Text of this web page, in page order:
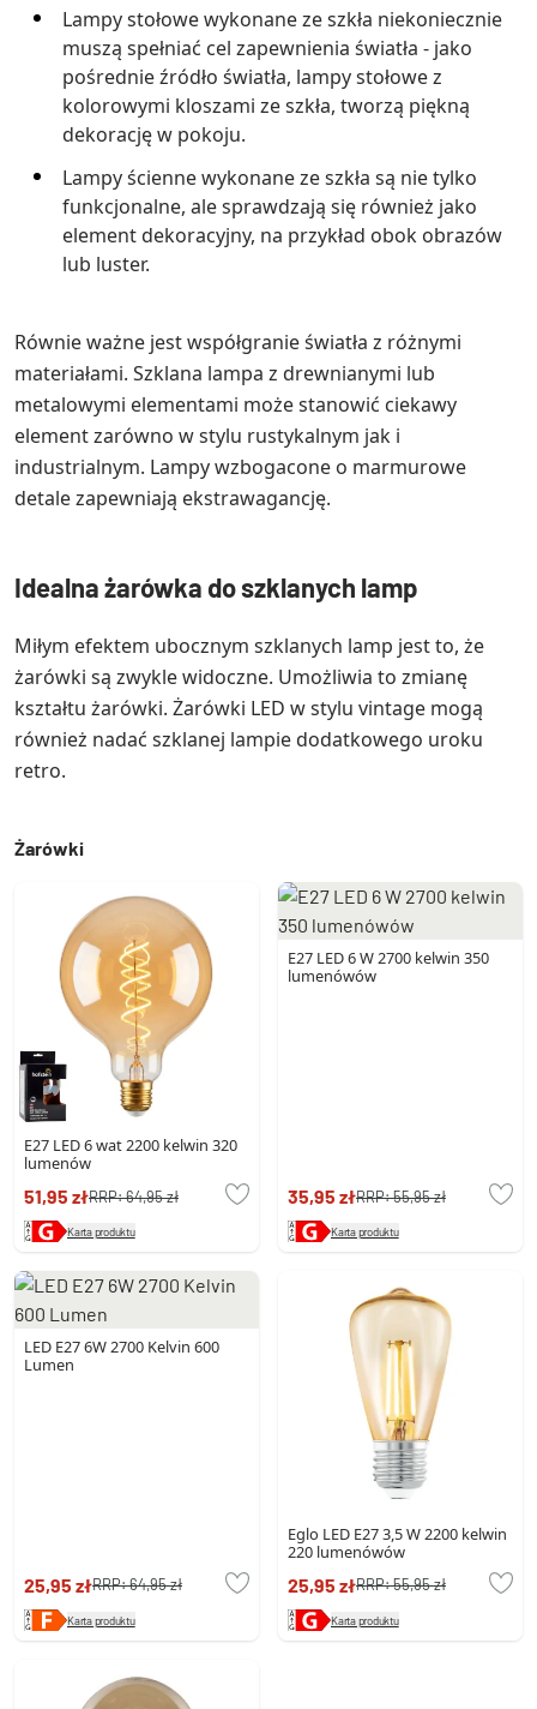
Lampy stołowe wykonane ze szkła niekoniecznie
muszą spełniać cel zapewnienia światła - jako
pośrednie źródło światła, lampy stołowe z
kolorowymi kloszami ze szkła, tworzą piękną
dekorację w pokoju.
Lampy ścienne wykonane ze szkła są nie tylko
funkcjonalne, ale sprawdzają się również jako
element dekoracyjny, na przykład obok obrazów
lub luster.
Równie ważne jest współgranie światła z różnymi
materiałami. Szklana lampa z drewnianymi lub
metalowymi elementami może stanowić ciekawy
element zarówno w stylu rustykalnym jak i
industrialnym. Lampy wzbogacone o marmurowe
detale zapewniają ekstrawagancję.
Idealna żarówka do szklanych lamp
Miłym efektem ubocznym szklanych lamp jest to, że
żarówki są zwykle widoczne. Umożliwia to zmianę
kształtu żarówki. Żarówki LED w stylu vintage mogą
również nadać szklanej lampie dodatkowego uroku
retro.
Żarówki
E27 LED 6 wat 2200 kelwin 320
lumenów
51,95 złRRP:64,95 zł
Karta produktu
E27 LED 6 W 2700 kelwin 350
lumenówów
35,95 złRRP:55,95 zł
Karta produktu
LED E27 6W 2700 Kelvin 600
Lumen
25,95 złRRP:64,95 zł
Karta produktu
Eglo LED E27 3,5 W 2200 kelwin
220 lumenówów
25,95 złRRP:55,95 zł
Karta produktu